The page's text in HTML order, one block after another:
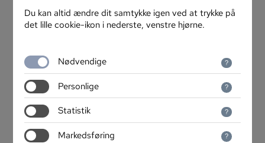
Du kan altid ændre dit samtykke igen ved at trykke på
det lille cookie-ikon i nederste, venstre hjørne.
Nødvendige
Personlige
Statistik
Markedsføring